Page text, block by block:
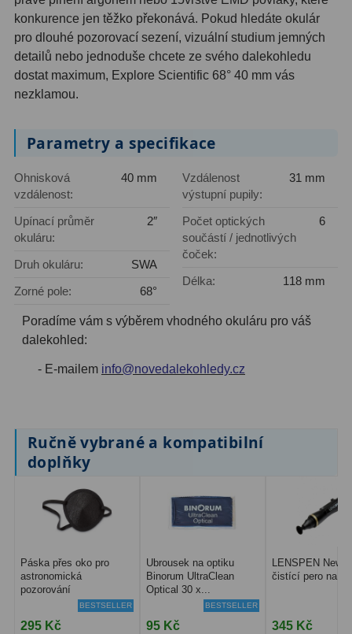
Filtrová kola a rámy16
Rovnače a reduktory 13
Pointace7
Rotátory34
Komponenty
Helical výtahy
Primární zrcadla
Sekundární zrcadla6
Pozorovací dalekohledy
Kompaktní
Turistické9
Pro pozorování přírody a
ornitologie17
Monokuláry20
konkurence jen těžko překonává. Pokud hledáte okulár
pro dlouhé pozorovací sezení, vizuální studium jemných
detailů nebo jednoduše chcete ze svého dalekohledu
dostat maximum, Explore Scientific 68° 40 mm vás
nezklamou.
Parametry a specifikace
Ohnisková
vzdálenost:
40 mm
Upínací průměr
okuláru:
2″
Druh okuláru:
SWA
Zorné pole:
68°
Vzdálenost
výstupní pupily:
31 mm
Počet optických
součástí / jednotlivých
čoček:
6
Délka: 118 mm
Poradíme vám s výběrem vhodného okuláru pro váš
dalekohled:
- E-mailem info@novedalekohledy.cz
Ručně vybrané a kompatibilní
doplňky
Páska přes oko pro
astronomická
pozorování
BESTSELLER
295 Kč
Ubrousek na optiku
Binorum UltraClean
Optical 30 x...
BESTSELLER
95 Kč
LENSPEN New
čistící pero na
345 Kč